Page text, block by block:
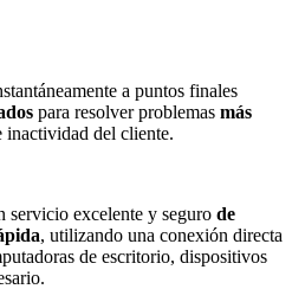
a puntos finales
para resolver problemas más
inactividad del cliente.
servicio excelente y seguro de
, utilizando una conexión directa
de escritorio, dispositivos